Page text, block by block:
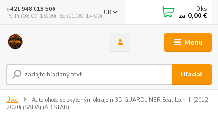
Menu
EUR
Hľadať
+421 948 013 566
Po-Pi (08:00-16:00), So (11:00-14:00)
0 ks
za 0,00 €
Úvod
Autorohože so zvýšeným okrajom 3D GUARDLINER Seat León III (2012-
2020) (SADA) (ARISTAR)